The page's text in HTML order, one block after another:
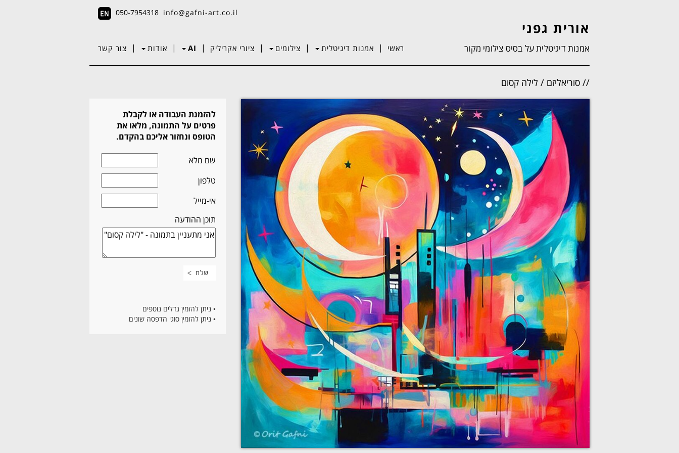
אורית גפני
אמנות דיגיטלית על בסיס צילומי מקור ראשי | אמנות דיגיטלית | צילומים | ציורי אקריליק |
AI
| אודות | צור קשר
info@gafni-art.co.il
// סוריאליזם / לילה קסום
• ניתן להזמין גדלים נוספים
• ניתן להזמין סוגי הדפסה שונים
להזמנת העבודה או לקבלת
פרטים על התמונה, מלאו את
הטופס ונחזור אליכם בהקדם.
שם מלא
טלפון
אי-מייל
תוכן ההודעה